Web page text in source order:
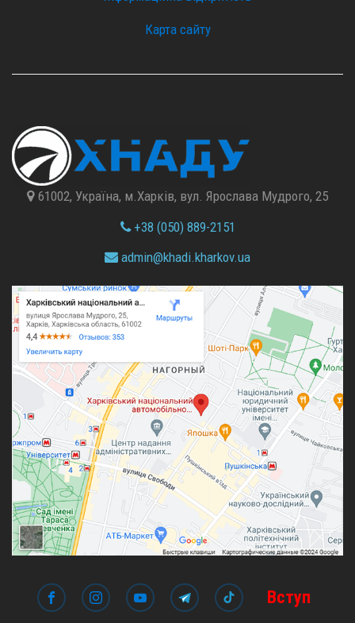
Карта сайту
61002, Україна, м.Харків, вул. Ярослава Мудрого, 25
+38 (050) 889-2151
admin@khadi.kharkov.ua
Вступ